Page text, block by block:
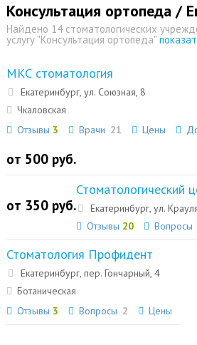
Консультация ортопеда /
Найдено 14 стоматологических
услугу "Консультация ортопеда"
МКС стоматология
Екатеринбург, ул. Союзная, 8
Чкаловская
Отзывы 3 Врачи 21 Цены
от 500 руб.
Стоматологический
Екатеринбург, ул.
Отзывы 20 Вопросы
от 350 руб.
Стоматология Профидент
Екатеринбург, пер. Гончарный, 4
Ботаническая
Отзывы 3 Вопросы 2 Цены